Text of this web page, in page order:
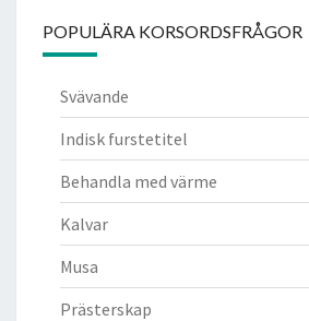
POPULÄRA KORSORDSFRÅGOR
Svävande
Indisk furstetitel
Behandla med värme
Kalvar
Musa
Prästerskap